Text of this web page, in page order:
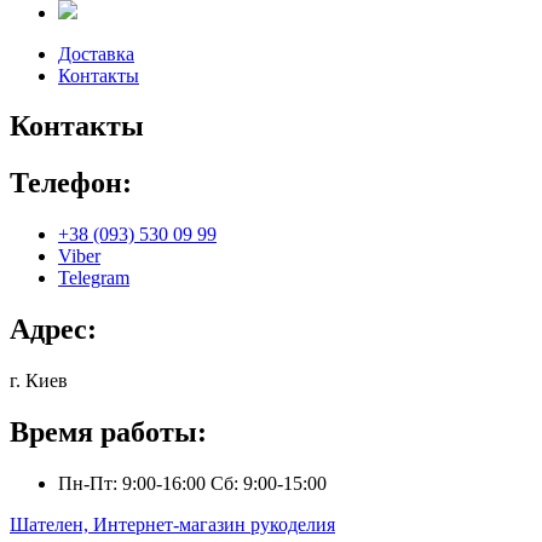
Доставка
Контакты
Контакты
Телефон:
+38 (093) 530 09 99
Viber
Telegram
Адрес:
г. Киев
Время работы:
Пн-Пт: 9:00-16:00 Сб: 9:00-15:00
Шателен, Интернет-магазин рукоделия